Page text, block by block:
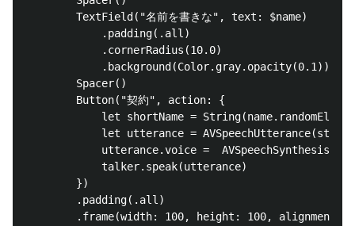
        TextField("名前を書きな", text: $name)
            .padding(.all)
            .cornerRadius(10.0)
            .background(Color.gray.opacity(0.1))
        Spacer()
        Button("契約", action: {
let shortName =
let utterance = AVSpeechUtterance(string:
utterance.voice =
            talker.speak(utterance)
        })
        .padding(.all)
.frame(width: 100, height: 100, alignment: